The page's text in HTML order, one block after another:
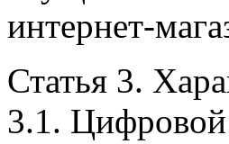
интернет-
Статья 3.
3.1. Цифровой